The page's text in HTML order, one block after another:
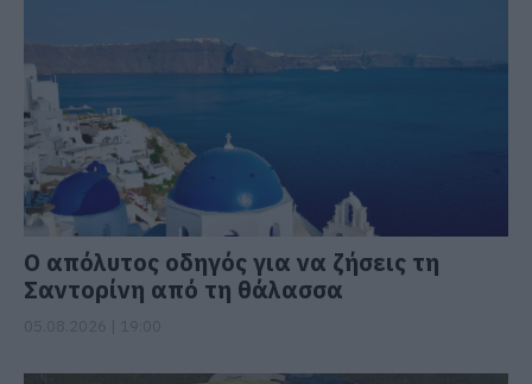
Ο απόλυτος οδηγός για να ζήσεις τη
Σαντορίνη από τη θάλασσα